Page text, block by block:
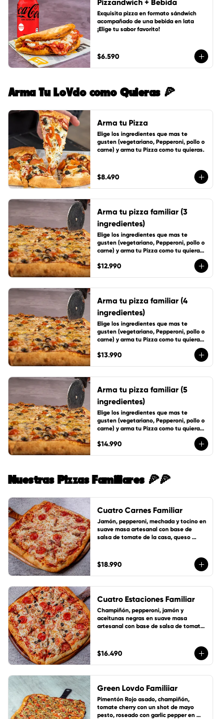
Pizzandwich + Bebida
Exquisita pizza en formato sándwich
acompañado de una bebida en lata
¡Elige tu sabor favorito!
$6.590
Arma Tu LoVdo como Quieras 🍕
Arma tu Pizza
Elige los ingredientes que mas te
gusten (vegetariano, Pepperoni, pollo o
carne) y arma tu Pizza como tu quieras.
$8.490
Arma tu pizza familiar (3
ingredientes)
Elige los ingredientes que mas te
gusten (vegetariano, Pepperoni, pollo o
carne) y arma tu Pizza como tu quieras,
$12.990
Arma tu pizza familiar (4
ingredientes)
Elige los ingredientes que mas te
gusten (vegetariano, Pepperoni, pollo o
carne) y arma tu Pizza como tu quieras,
$13.990
Arma tu pizza familiar (5
ingredientes)
Elige los ingredientes que mas te
gusten (vegetariano, Pepperoni, pollo o
carne) y arma tu Pizza como tu quieras,
$14.990
Nuestras Pizzas Familiares 🍕🍕
Cuatro Carnes Familiar
Jamón, pepperoni, mechada y tocino en
suave masa artesanal con base de
salsa de tomate de la casa, queso
$18.990
Cuatro Estaciones Familiar
Champiñón, pepperoni, jamón y
aceitunas negras en suave masa
artesanal con base de salsa de tomate
$16.490
Green Lovdo Familiiar
Pimentón Rojo asado, champiñón,
tomate cherry con un shot de mayo
pesto, roseado con garlic pepper en